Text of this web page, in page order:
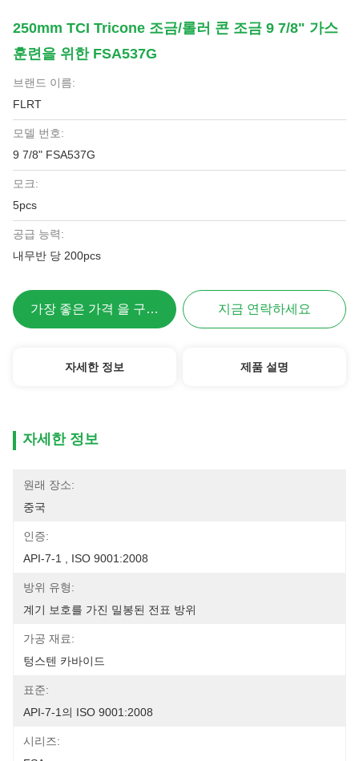
250mm TCI Tricone 조금/롤러 콘 조금 9 7/8" 가스
훈련을 위한 FSA537G
브랜드 이름:
FLRT
모델 번호:
9 7/8" FSA537G
모크:
5pcs
공급 능력:
내무반 당 200pcs
가장 좋은 가격 을 구하라 지금 연락하세요
자세한 정보 제품 설명
자세한 정보
원래 장소:
중국
인증:
API-7-1 , ISO 9001:2008
방위 유형:
계기 보호를 가진 밀봉된 전표 방위
가공 재료:
텅스텐 카바이드
표준:
API-7-1의 ISO 9001:2008
시리즈: